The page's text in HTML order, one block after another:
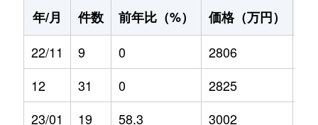
年/月
件数 前年比（%） 価格（万円）
22/11
9 0 2806
12
31 0 2825
23/01
19 58.3 3002